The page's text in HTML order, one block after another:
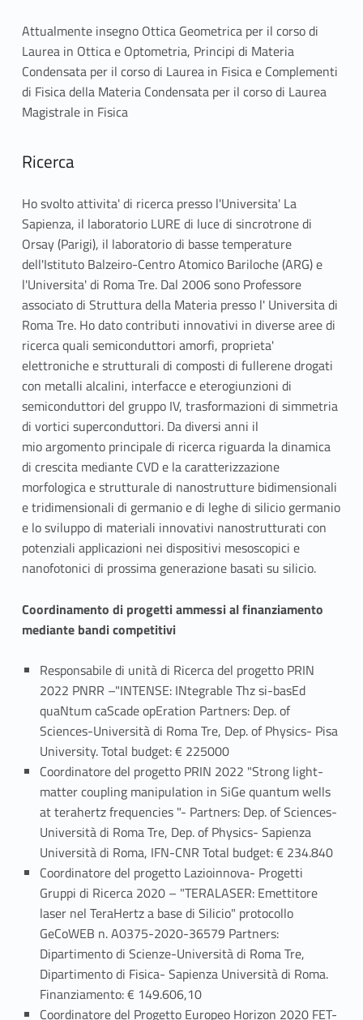
Attualmente insegno Ottica Geometrica per il corso di
Laurea in Ottica e Optometria, Principi di Materia
Condensata per il corso di Laurea in Fisica e Complementi
di Fisica della Materia Condensata per il corso di Laurea
Magistrale in Fisica
Ricerca
Ho svolto attivita' di ricerca presso l'Universita' La
Sapienza, il laboratorio LURE di luce di sincrotrone di
Orsay (Parigi), il laboratorio di basse temperature
dell'Istituto Balzeiro-Centro Atomico Bariloche (ARG) e
l'Universita' di Roma Tre. Dal 2006 sono Professore
associato di Struttura della Materia presso l' Universita di
Roma Tre. Ho dato contributi innovativi in diverse aree di
ricerca quali semiconduttori amorfi, proprieta'
elettroniche e strutturali di composti di fullerene drogati
con metalli alcalini, interfacce e eterogiunzioni di
semiconduttori del gruppo IV, trasformazioni di simmetria
di vortici superconduttori. Da diversi anni il
mio argomento principale di ricerca riguarda la dinamica
di crescita mediante CVD e la caratterizzazione
morfologica e strutturale di nanostrutture bidimensionali
e tridimensionali di germanio e di leghe di silicio germanio
e lo sviluppo di materiali innovativi nanostrutturati con
potenziali applicazioni nei dispositivi mesoscopici e
nanofotonici di prossima generazione basati su silicio.
Coordinamento di progetti ammessi al finanziamento
mediante bandi competitivi
Responsabile di unità di Ricerca del progetto PRIN
2022 PNRR –"INTENSE: INtegrable Thz si-basEd
quaNtum caScade opEration Partners: Dep. of
Sciences-Università di Roma Tre, Dep. of Physics- Pisa
University. Total budget: € 225000
Coordinatore del progetto PRIN 2022 "Strong light-
matter coupling manipulation in SiGe quantum wells
at terahertz frequencies "- Partners: Dep. of Sciences-
Università di Roma Tre, Dep. of Physics- Sapienza
Università di Roma, IFN-CNR Total budget: € 234.840
Coordinatore del progetto Lazioinnova- Progetti
Gruppi di Ricerca 2020 – "TERALASER: Emettitore
laser nel TeraHertz a base di Silicio" protocollo
GeCoWEB n. A0375-2020-36579 Partners:
Dipartimento di Scienze-Università di Roma Tre,
Dipartimento di Fisica- Sapienza Università di Roma.
Finanziamento: € 149.606,10
Coordinatore del Progetto Europeo Horizon 2020 FET-